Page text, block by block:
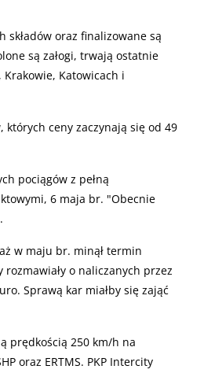
składów oraz finalizowane są
są załogi, trwają ostatnie
Katowicach i
ceny zaczynają się od 49
pociągów z pełną
6 maja br. "Obecnie
w maju br. minął termin
o naliczanych przez
Sprawą kar miałby się zająć
prędkością 250 km/h na
oraz ERTMS. PKP Intercity